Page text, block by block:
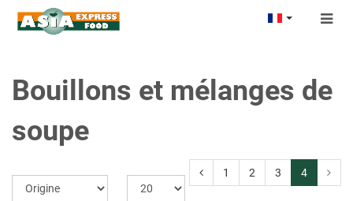
Bouillons et mélanges de
soupe
1 2 3 4